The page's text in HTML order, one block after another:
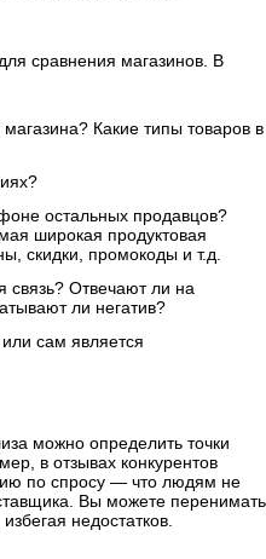
сравнения магазинов. В
Какие типы товаров в
остальных продавцов?
широкая продуктовая
скидки, промокоды и т.д.
связь? Отвечают ли на
ли негатив?
сам является
можно определить точки
в отзывах конкурентов
по спросу — что людям не
Вы можете перенимать
недостатков.